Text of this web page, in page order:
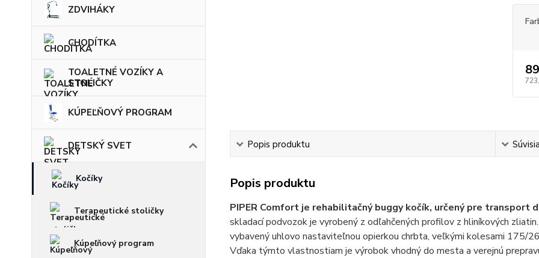
ZDVIHÁKY
CHODÍTKA
TOALETNÉ VOZÍKY A
STOLIČKY
KÚPEĽŇOVÝ PROGRAM
DETSKÝ SVET
Kočíky
Terapeutické stoličky
Kúpeľňový program
Popis produktu
Popis produktu
PIPER Comfort je rehabilitačný buggy kočík, určený pre transport
skladací podvozok je vyrobený z odľahčených profilov z hliníkových
vybavený uhlovo nastaviteľnou opierkou chrbta, veľkými kolesami 175/
Vďaka týmto vlastnostiam je výrobok vhodný do mesta a verejnú